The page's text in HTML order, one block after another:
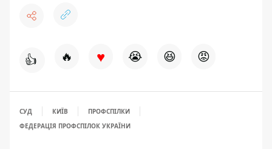
👍 🔥 ♥ 😭 😆 😡
СУД КИЇВ
ПРОФСПІЛКИ
ФЕДЕРАЦІЯ ПРОФСПІЛОК УКРАЇНИ